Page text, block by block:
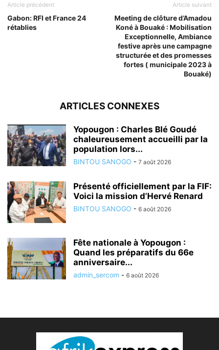
Article précédent
Gabon: RFI et France 24
rétablies
Article suivant
Meeting de clôture d’Amadou
Koné à Bouaké : Mobilisation
Exceptionnelle, Ambiance
festive après une campagne
structurée et des promesses
fortes ( municipale 2023 à
Bouaké)
ARTICLES CONNEXES
Yopougon : Charles Blé Goudé
chaleureusement accueilli par la
population lors...
BINTOU SANOGO - 7 août 2026
Présenté officiellement par la FIF:
Voici la mission d’Hervé Renard
BINTOU SANOGO - 6 août 2026
Fête nationale à Yopougon :
Quand les préparatifs du 66e
anniversaire...
admin_sercom - 6 août 2026